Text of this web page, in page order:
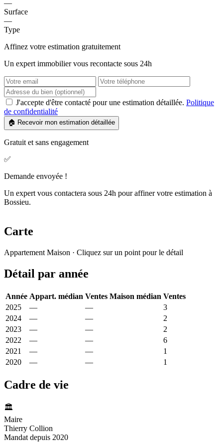
—
Surface
—
Type
Affinez votre estimation gratuitement
Un expert immobilier vous recontacte sous 24h
J'accepte d'être contacté pour une estimation détaillée. Politique
de confidentialité
🏠 Recevoir mon estimation détaillée
Gratuit et sans engagement
✅
Demande envoyée !
Un expert vous contactera sous 24h pour affiner votre estimation à
Bossieu.
Carte
−
Appartement Maison · Cliquez sur un point pour le détail
Détail par année
Année Appart. médian Ventes Maison médian Ventes
2025
— —
3
2024
— —
2
2023
— —
2
2022
— —
6
2021
— —
1
2020
— — 1
Cadre de vie
🏛️
Maire
Thierry Collion
Mandat depuis 2020